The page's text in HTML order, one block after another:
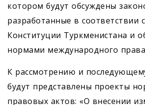
котором будут обсуждены
разработанные в соответствии
Конституции Туркменистана и
нормами международного
К рассмотрению и
будут представлены проекты
правовых актов: «О внесении